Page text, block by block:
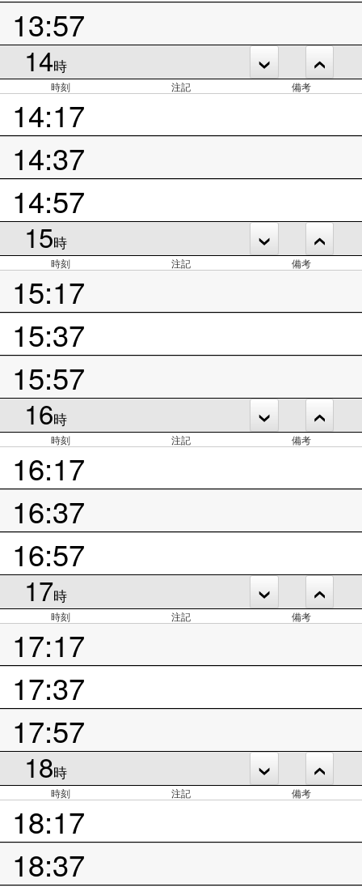
13:57
14時
時刻 注記 備考
14:17
14:37
14:57
15時
時刻 注記 備考
15:17
15:37
15:57
16時
時刻 注記 備考
16:17
16:37
16:57
17時
時刻 注記 備考
17:17
17:37
17:57
18時
時刻 注記 備考
18:17
18:37